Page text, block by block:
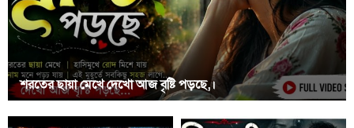
শরতের ছায়া মেখে দেখো আজ বৃষ্টি পড়ছে,।